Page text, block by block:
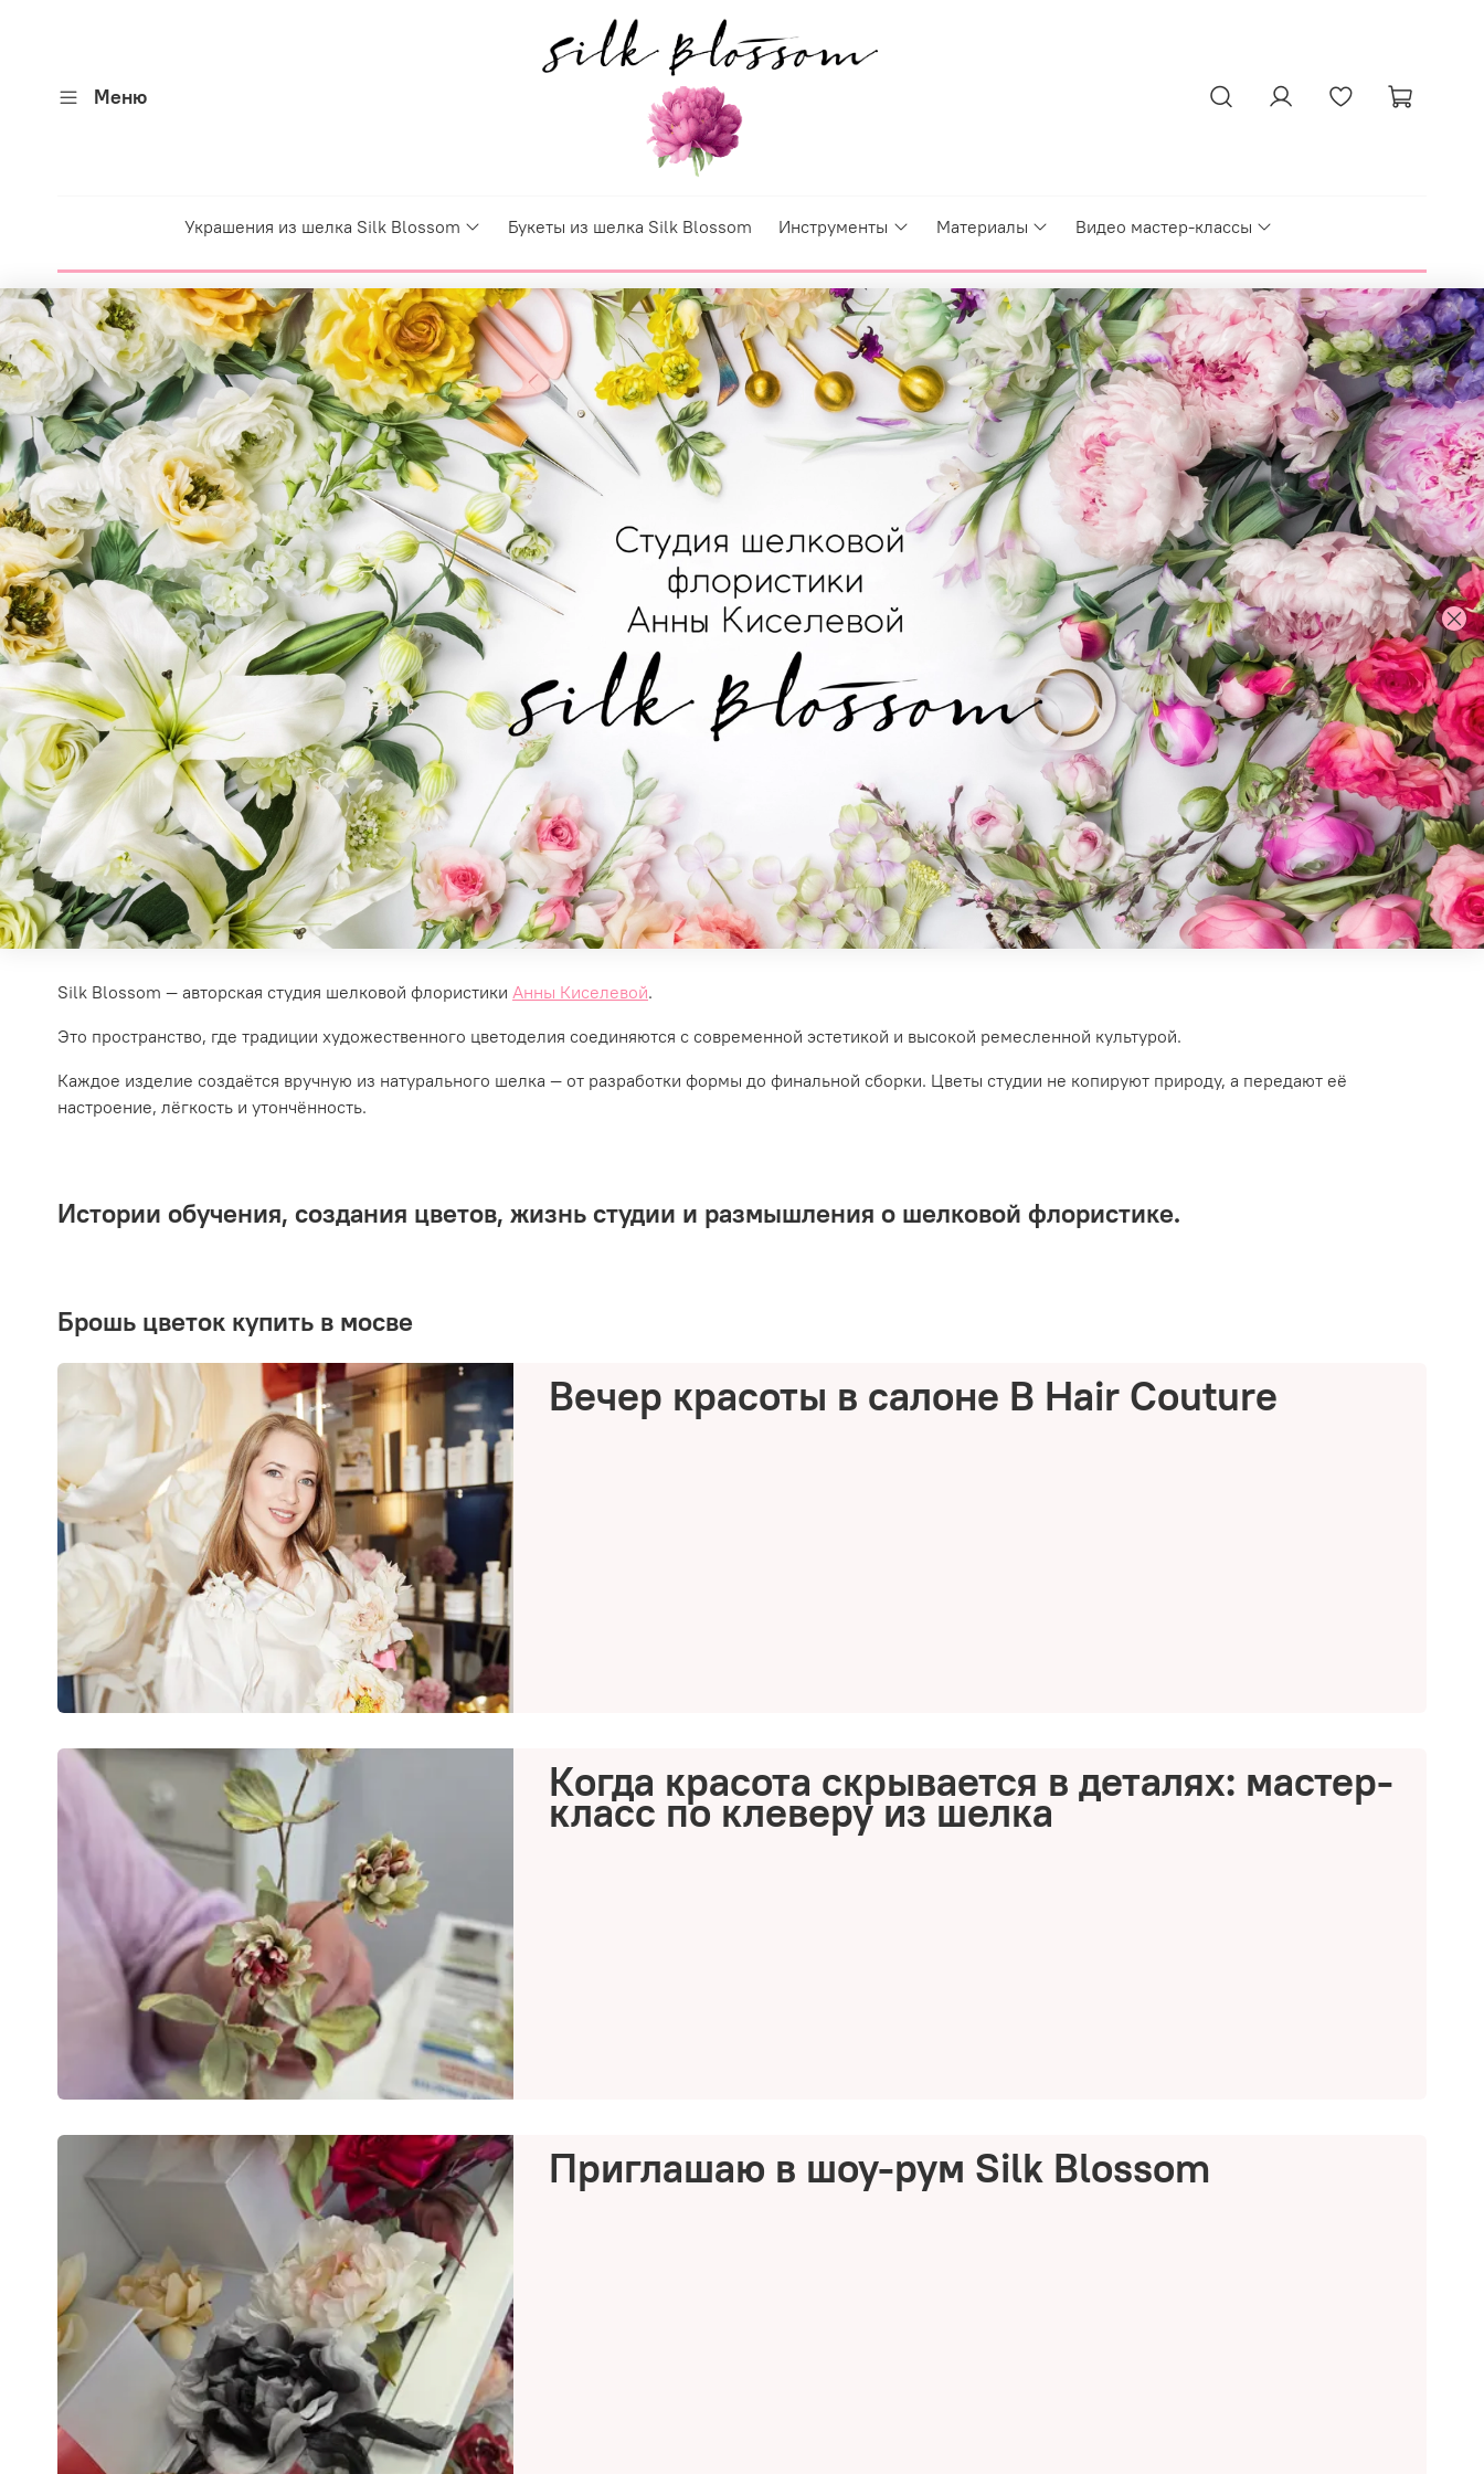
Меню
Украшения из шелка Silk Blossom Букеты из шелка Silk Blossom Инструменты Материалы Видео мастер-классы
Silk Blossom — авторская студия шелковой флористики Анны Киселевой.
Это пространство, где традиции художественного цветоделия соединяются с современной эстетикой и высокой ремесленной культурой.
Каждое изделие создаётся вручную из натурального шелка — от разработки формы до финальной сборки. Цветы студии не копируют природу, а передают её
настроение, лёгкость и утончённость.
Истории обучения, создания цветов, жизнь студии и размышления о шелковой флористике.
брошь цветок купить в мосве
Вечер красоты в салоне B Hair Couture
Когда красота скрывается в деталях: мастер-
класс по клеверу из шелка
Приглашаю в шоу-рум Silk Blossom